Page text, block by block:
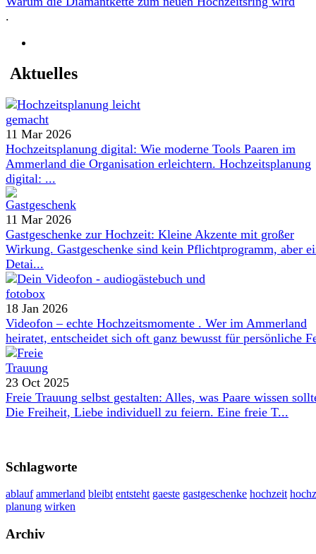
.
Aktuelles
11 Mar 2026
Hochzeitsplanung digital: Wie moderne Tools Paaren im
Ammerland die Organisation erleichtern. Hochzeitsplanung
digital: ...
11 Mar 2026
Gastgeschenke zur Hochzeit: Kleine Akzente mit großer
Wirkung. Gastgeschenke sind kein Pflichtprogramm, aber
Detai...
18 Jan 2026
Videofon – echte Hochzeitsmomente . Wer im Ammerland
heiratet, entscheidet sich oft ganz bewusst für persönliche
23 Oct 2025
Freie Trauung selbst gestalten: Alles, was Paare wissen
Die Freiheit, Liebe individuell zu feiern. Eine freie T...
Schlagworte
ablauf ammerland bleibt entsteht gaeste gastgeschenke hochzeit
planung wirken
Archiv